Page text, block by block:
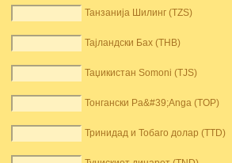
Танзанија Шилинг (TZS)
Тајландски Бах (THB)
Таџикистан Somoni (TJS)
Тонгански Pa&#39;Anga (TOP)
Тринидад и Тобаго долар (TTD)